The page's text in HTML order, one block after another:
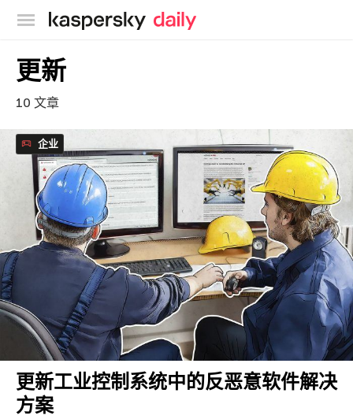
卡巴斯基官方博客
更新
10 文章
企业
更新工业控制系统中的反恶意软件解决
方案